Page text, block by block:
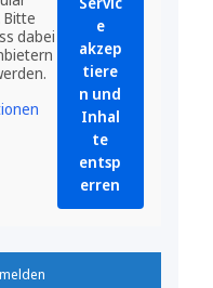
Bitte
dabei
e
akzep
tiere
n und
Inhal
te
entsp
erren